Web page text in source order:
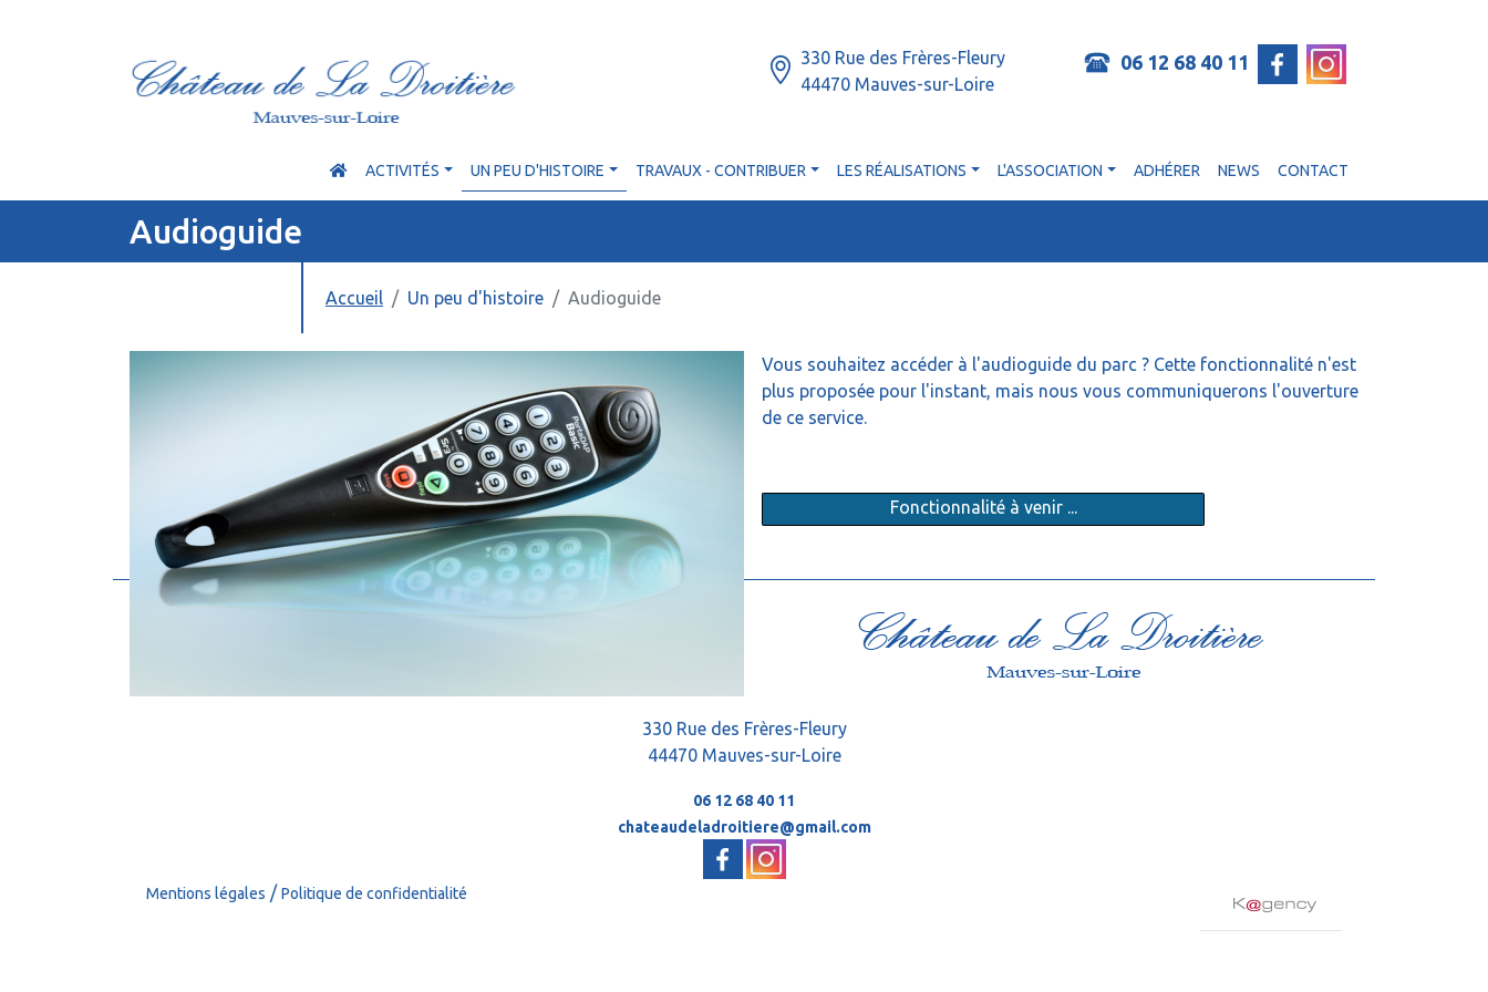
330 Rue des Frères-Fleury
44470 Mauves-sur-Loire
06 12 68 40 11
ACTIVITÉS UN PEU D'HISTOIRE TRAVAUX - CONTRIBUER LES RÉALISATIONS L'ASSOCIATION ADHÉRER NEWS CONTACT
Audioguide
Accueil Un peu d'histoire Audioguide
Vous souhaitez accéder à l'audioguide du parc ? Cette fonctionnalité n'est
plus proposée pour l'instant, mais nous vous communiquerons l'ouverture
de ce service.
Fonctionnalité à venir ...
330 Rue des Frères-Fleury
44470 Mauves-sur-Loire
06 12 68 40 11
chateaudeladroitiere@gmail.com
Mentions légales /Politique de confidentialité